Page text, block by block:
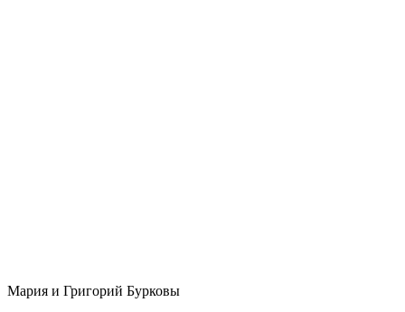
Мария и Григорий Бурковы